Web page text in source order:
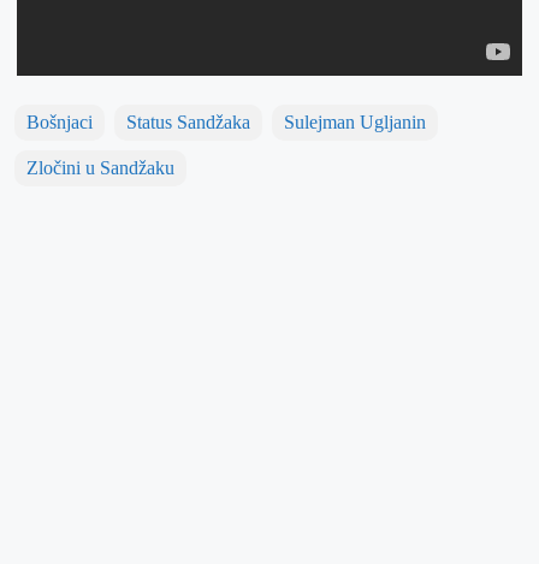
Bošnjaci Status Sandžaka Sulejman Ugljanin
Zločini u Sandžaku